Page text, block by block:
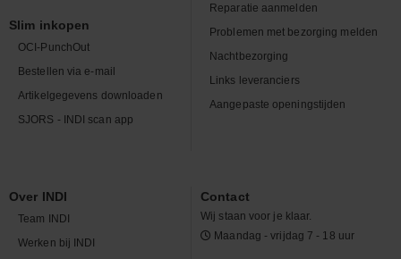
Slim inkopen
OCI-PunchOut
Bestellen via e-mail
Artikelgegevens downloaden
SJORS - INDI scan app
Reparatie aanmelden
Problemen met bezorging melden
Nachtbezorging
Links leveranciers
Aangepaste openingstijden
Over INDI
Team INDI
Werken bij INDI
Contact
Wij staan voor je klaar.
Maandag - vrijdag 7 - 18 uur